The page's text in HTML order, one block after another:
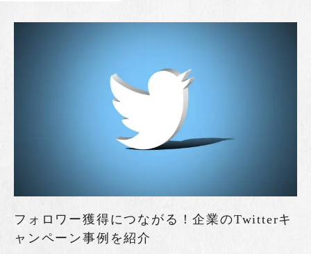
フォロワー獲得につながる！企業のTwitterキ
ャンペーン事例を紹介